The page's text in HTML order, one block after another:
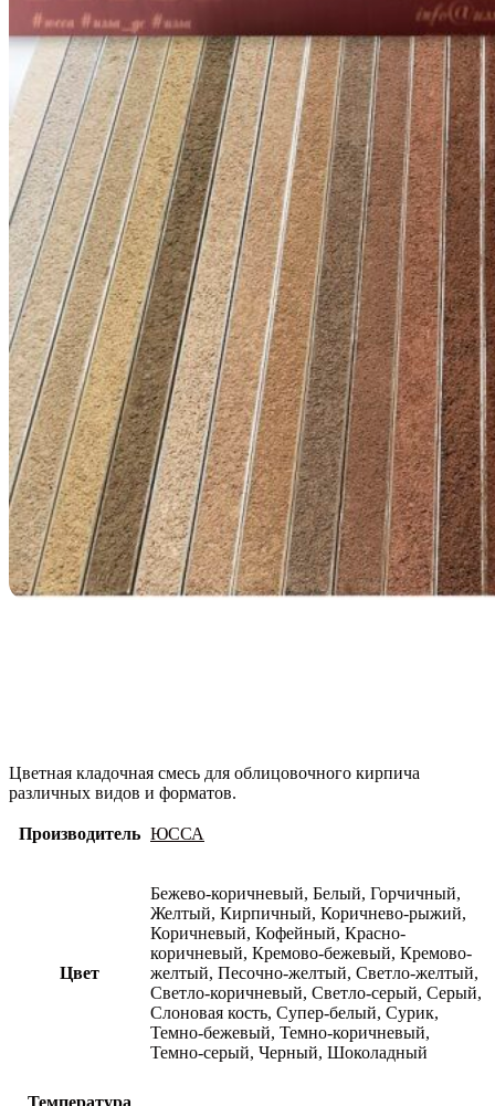
Цветная кладочная смесь для облицовочного кирпича
различных видов и форматов.
Производитель ЮССА
Цвет
Бежево-коричневый, Белый, Горчичный,
Желтый, Кирпичный, Коричнево-рыжий,
Коричневый, Кофейный, Красно-
коричневый, Кремово-бежевый, Кремово-
желтый, Песочно-желтый, Светло-желтый,
Светло-коричневый, Светло-серый, Серый,
Слоновая кость, Супер-белый, Сурик,
Темно-бежевый, Темно-коричневый,
Темно-серый, Черный, Шоколадный
Температура